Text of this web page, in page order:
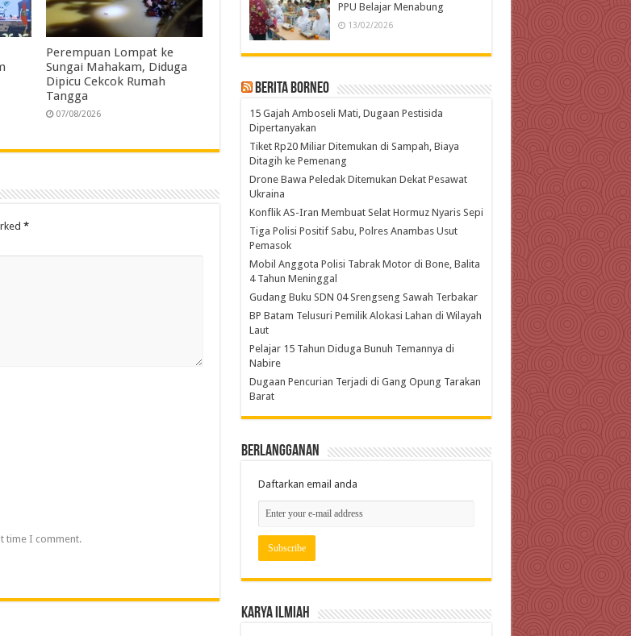
Perempuan Lompat ke
Sungai Mahakam, Diduga
Dipicu Cekcok Rumah
Tangga
07/08/2026
*
time I comment.
PPU Belajar Menabung
13/02/2026
Berita Borneo
15 Gajah Amboseli Mati, Dugaan Pestisida
Dipertanyakan
Tiket Rp20 Miliar Ditemukan di Sampah, Biaya
Ditagih ke Pemenang
Drone Bawa Peledak Ditemukan Dekat Pesawat
Ukraina
Konflik AS-Iran Membuat Selat Hormuz Nyaris Sepi
Tiga Polisi Positif Sabu, Polres Anambas Usut
Pemasok
Mobil Anggota Polisi Tabrak Motor di Bone, Balita
4 Tahun Meninggal
Gudang Buku SDN 04 Srengseng Sawah Terbakar
BP Batam Telusuri Pemilik Alokasi Lahan di Wilayah
Laut
Pelajar 15 Tahun Diduga Bunuh Temannya di
Nabire
Dugaan Pencurian Terjadi di Gang Opung Tarakan
Barat
Berlangganan
Daftarkan email anda
Karya Ilmiah